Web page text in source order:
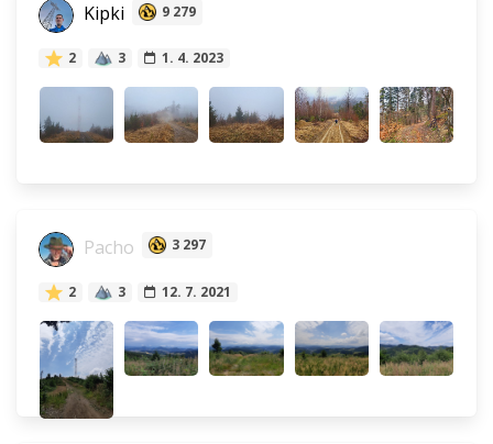
Kipki 9 279
2 3 1. 4. 2023
Pacho 3 297
2 3 12. 7. 2021